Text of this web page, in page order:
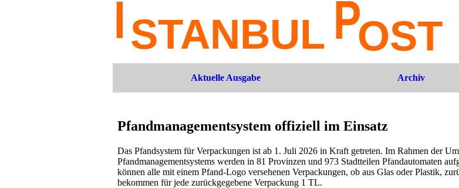
Aktuelle Ausgabe Archiv
Pfandmanagementsystem offiziell im Einsatz
Das Pfandsystem für Verpackungen ist ab 1. Juli 2026 in Kraft getreten. Im Rahmen der
Pfandmanagementsystems werden in 81 Provinzen und 973 Stadtteilen Pfandautomaten
können alle mit einem Pfand-Logo versehenen Verpackungen, ob aus Glas oder Plastik,
bekommen für jede zurückgegebene Verpackung 1 TL.